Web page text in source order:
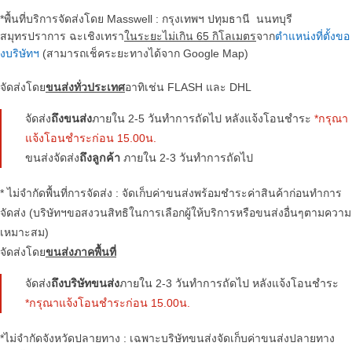
*พื้นที่บริการจัดส่งโดย Masswell : กรุงเทพฯ ปทุมธานี นนทบุรี
สมุทรปราการ ฉะเชิงเทราในระยะไม่เกิน 65 กิโลเมตรจากตำแหน่งที่ตั้งขอ
งบริษัทฯ (สามารถเช็คระยะทางได้จาก Google Map)
จัดส่งโดยขนส่งทั่วประเทศอาทิเช่น FLASH และ DHL
จัดส่งถึงขนส่งภายใน 2-5 วันทำการถัดไป หลังแจ้งโอนชำระ *กรุณา
แจ้งโอนชำระก่อน 15.00น.
ขนส่งจัดส่งถึงลูกค้า ภายใน 2-3 วันทำการถัดไป
* ไม่จำกัดพื้นที่การจัดส่ง : จัดเก็บค่าขนส่งพร้อมชำระค่าสินค้าก่อนทำการ
จัดส่ง (บริษัทฯขอสงวนสิทธิในการเลือกผู้ให้บริการหรือขนส่งอื่นๆตามความ
เหมาะสม)
จัดส่งโดยขนส่งภาคพื้นที่
จัดส่งถึงบริษัทขนส่งภายใน 2-3 วันทำการถัดไป หลังแจ้งโอนชำระ
*กรุณาแจ้งโอนชำระก่อน 15.00น.
*ไม่จำกัดจังหวัดปลายทาง : เฉพาะบริษัทขนส่งจัดเก็บค่าขนส่งปลายทาง